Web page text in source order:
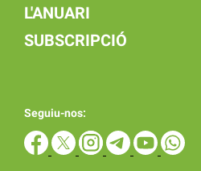
L'ANUARI
SUBSCRIPCIÓ
Seguiu-nos: